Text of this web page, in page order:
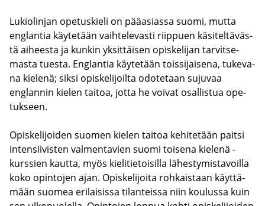
Lu­kio­lin­jan ope­tus­kie­li on pää­asias­sa suomi, mutta
englan­tia käy­te­tään vaih­te­le­vas­ti riip­puen kä­si­tel­tä­väs­
tä ai­hees­ta ja kun­kin yk­sit­täi­sen opis­ke­li­jan tar­vit­se­
mas­ta tues­ta. Englan­tia käy­te­tään tois­si­jai­se­na, tu­ke­va­
na kie­le­nä; siksi opis­ke­li­joil­ta odo­te­taan su­ju­vaa
englan­nin kie­len tai­toa, jotta he voi­vat osal­lis­tua ope­
tuk­seen.
Opis­ke­li­joi­den suo­men kie­len tai­toa ke­hi­te­tään pait­si
in­ten­sii­vis­ten val­men­ta­vien suomi toi­se­na kie­le­nä -​
kurssien kaut­ta, myös kie­li­tie­toi­sil­la lä­hes­ty­mis­ta­voil­la
koko opin­to­jen ajan. Opis­ke­li­joi­ta roh­kais­taan käyt­tä­
mään suo­mea eri­lai­sis­sa ti­lan­teis­sa niin kou­lus­sa kuin